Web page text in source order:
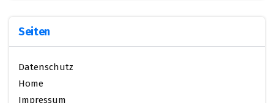
Seiten
Datenschutz
Home
Impressum